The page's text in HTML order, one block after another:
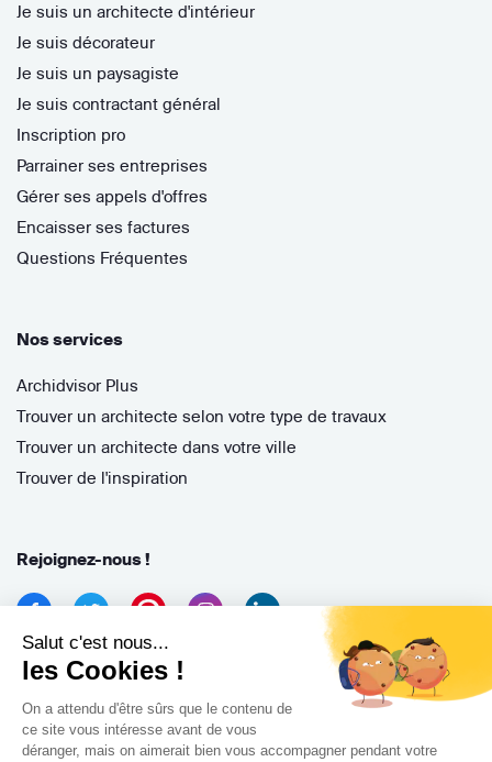
Salut c'est nous...
les Cookies !
On a attendu d'être sûrs que le contenu de
ce site vous intéresse avant de vous
déranger, mais on aimerait bien vous accompagner pendant votre
Je suis un architecte d'intérieur
Je suis décorateur
Je suis un paysagiste
Je suis contractant général
Inscription pro
Parrainer ses entreprises
Gérer ses appels d'offres
Encaisser ses factures
Questions Fréquentes
Nos services
Archidvisor Plus
Trouver un architecte selon votre type de travaux
Trouver un architecte dans votre ville
Trouver de l'inspiration
Rejoignez-nous !